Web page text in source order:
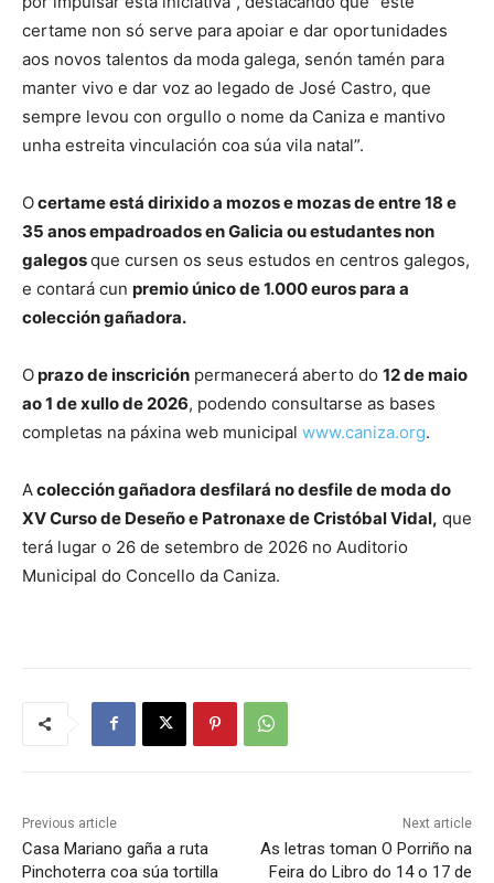
certame non só serve para apoiar e dar oportunidades
aos novos talentos da moda galega, senón tamén para
manter vivo e dar voz ao legado de José Castro, que
sempre levou con orgullo o nome da Caniza e mantivo
unha estreita vinculación coa súa vila natal”.
Ocertame está dirixido a mozos e mozas de entre 18 e
35 anos empadroados en Galicia ou estudantes non
galegosque cursen os seus estudos en centros galegos,
e contará cun premio único de 1.000 euros para a
colección gañadora.
Oprazo de inscrición permanecerá aberto do 12 de maio
ao 1 de xullo de 2026, podendo consultarse as bases
completas na páxina web municipal www.caniza.org.
Acolección gañadora desfilará no desfile de moda do
XV Curso de Deseño e Patronaxe de Cristóbal Vidal, que
terá lugar o 26 de setembro de 2026 no Auditorio
Municipal do Concello da Caniza.
Previous article
Casa Mariano gaña a ruta
Pinchoterra coa súa tortilla
Next article
As letras toman O Porriño na
Feira do Libro do 14 o 17 de